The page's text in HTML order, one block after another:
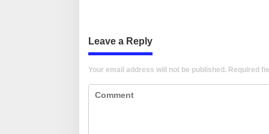
Leave a Reply
Your email address will not be published. Required